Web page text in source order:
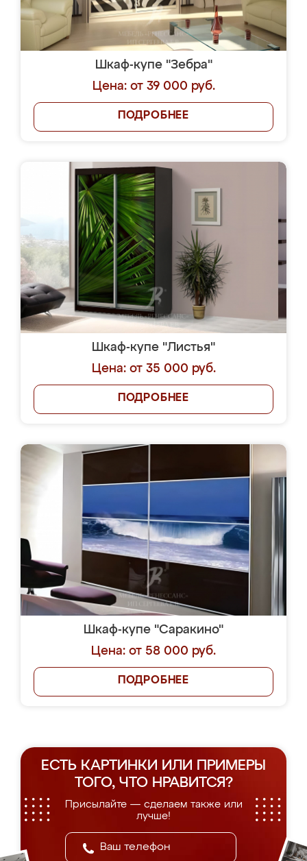
Шкаф-купе "Зебра"
Цена: от 39 000 руб.
ПОДРОБНЕЕ
Шкаф-купе "Листья"
Цена: от 35 000 руб.
ПОДРОБНЕЕ
Шкаф-купе "Саракино"
Цена: от 58 000 руб.
ПОДРОБНЕЕ
ЕСТЬ КАРТИНКИ ИЛИ ПРИМЕРЫ
ТОГО, ЧТО НРАВИТСЯ?
Присылайте — сделаем также или
лучше!